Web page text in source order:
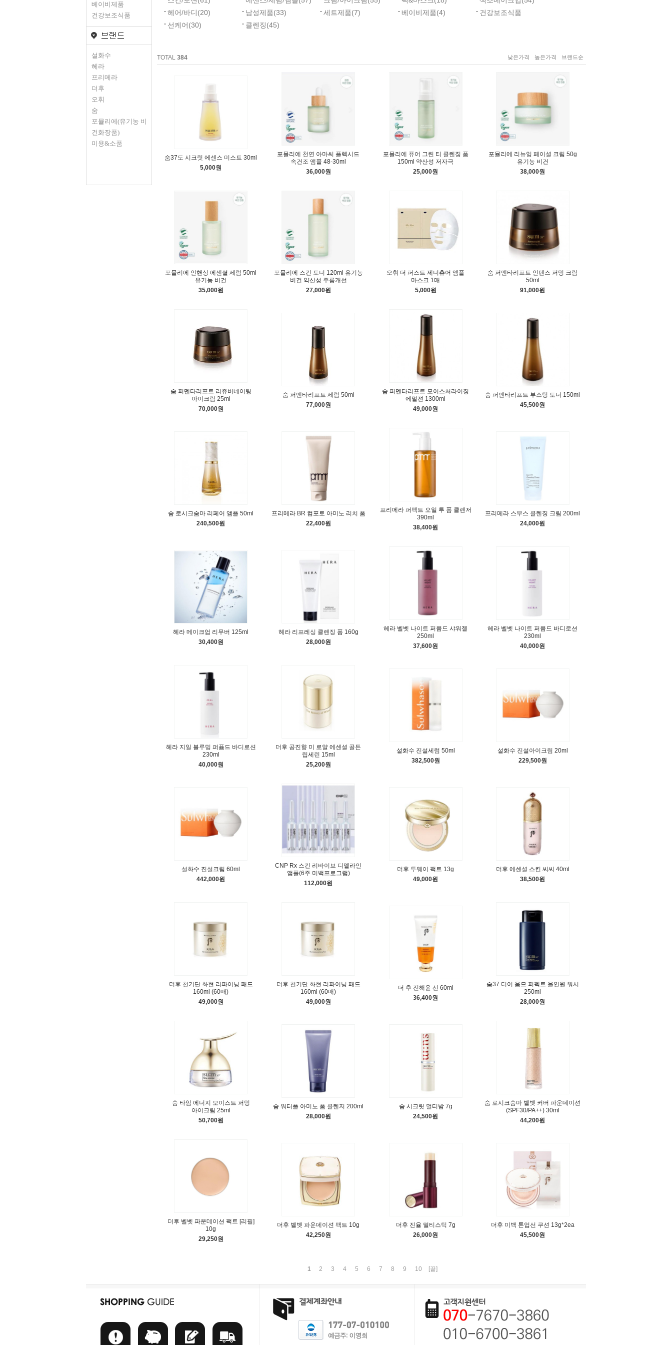
베이비제품
건강보조식품
설화수
헤라
프리메라
더후
오휘
숨
포뮬리에(유기농 비
건화장품)
미용&소품
헤어/바디(20) 남성제품(33) 세트제품(7) 베이비제품(4)
건강보조식품
선케어(30) 클렌징(45)
TOTAL 384 낮은가격 높은가격 브랜드순
숨37도 시크릿 에센스 미스트 30ml
5,000원
포뮬리에 천연 아마씨 플렉시드
속건조 앰플 48-30ml
36,000원
포뮬리에 퓨어 그린 티 클렌징 폼
150ml 약산성 저자극
25,000원
포뮬리에 리뉴잉 페이셜 크림 50g
유기농 비건
38,000원
포뮬리에 인핸싱 에센셜 세럼 50ml
유기농 비건
35,000원
포뮬리에 스킨 토너 120ml 유기농
비건 약산성 주름개선
27,000원
오휘 더 퍼스트 제너츄어 앰플
마스크 1매
5,000원
숨 퍼멘타리프트 인텐스 퍼밍 크림
50ml
91,000원
숨 퍼멘타리프트 리쥬버네이팅
아이크림 25ml
70,000원
숨 퍼멘타리프트 세럼 50ml
77,000원
숨 퍼멘타리프트 모이스처라이징
에멀젼 1300ml
49,000원
숨 퍼멘타리프트 부스팅 토너 150ml
45,500원
숨 로시크숨마 리페어 앰플 50ml
240,500원
프리메라 BR 컴포토 아미노 리치 폼
22,400원
프리메라 퍼펙트 오일 투 폼 클렌저
390ml
38,400원
프리메라 스무스 클렌징 크림 200ml
24,000원
헤라 메이크업 리무버 125ml
30,400원
헤라 리프레싱 클렌징 폼 160g
28,000원
헤라 벨벳 나이트 퍼퓸드 샤워젤
250ml
37,600원
헤라 벨벳 나이트 퍼퓸드 바디로션
230ml
40,000원
헤라 지일 블루밍 퍼퓸드 바디로션
230ml
40,000원
더후 공진향 미 로얄 에센셜 골든
립세린 15ml
25,200원
설화수 진설세럼 50ml
382,500원
설화수 진설아이크림 20ml
229,500원
설화수 진설크림 60ml
442,000원
CNP Rx 스킨 리바이브 디멜라인
앰플(6주 미백프로그램)
112,000원
더후 투웨이 팩트 13g
49,000원
더후 에센셜 스킨 씨씨 40ml
38,500원
더후 천기단 화현 리파이닝 패드
160ml (60매)
49,000원
더후 천기단 화현 리파이닝 패드
160ml (60매)
49,000원
더 후 진해윤 선 60ml
36,400원
숨37 디어 옴므 퍼펙트 올인원 워시
250ml
28,000원
숨 타임 에너지 모이스트 퍼밍
아이크림 25ml
50,700원
숨 워터풀 아미노 폼 클렌저 200ml
28,000원
숨 시크릿 멀티밤 7g
24,500원
숨 로시크숨마 벨벳 커버 파운데이션
(SPF30/PA++) 30ml
44,200원
더후 벨벳 파운데이션 팩트 [리필]
10g
29,250원
더후 벨벳 파운데이션 팩트 10g
42,250원
더후 진율 멀티스틱 7g
26,000원
더후 미백 톤업선 쿠션 13g*2ea
45,500원
1 2 3 4 5 6 7 8 9 10 [끝]